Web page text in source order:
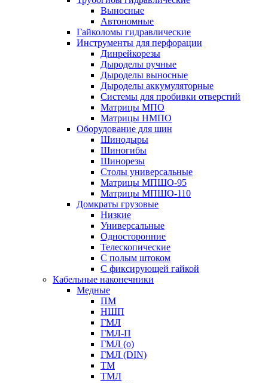
Выносные
Автономные
Гайколомы гидравлические
Инструменты для перфорации
Динрейкорезы
Дыроделы ручные
Дыроделы выносные
Дыроделы аккумуляторные
Системы для пробивки отверстий
Матрицы МПО
Матрицы НМПО
Оборудование для шин
Шинодыры
Шиногибы
Шинорезы
Столы универсальные
Матрицы МПШО-95
Матрицы МПШО-110
Домкраты грузовые
Низкие
Универсальные
Односторонние
Телескопические
С полым штоком
С фиксирующей гайкой
Кабельные наконечники
Медные
ПМ
НШП
ГМЛ
ГМЛ-П
ГМЛ (о)
ГМЛ (DIN)
ТМ
ТМЛ